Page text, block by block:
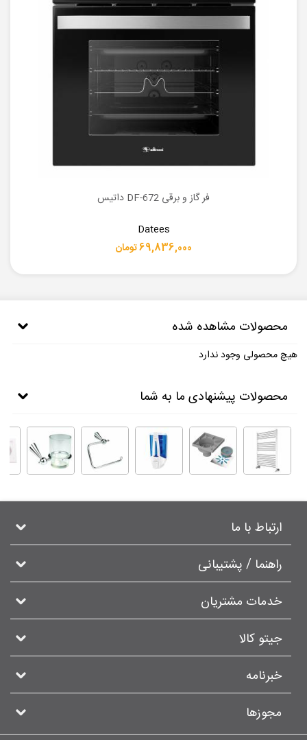
فر گاز و برقی DF-672 داتیس
Datees
69,836,000 تومان
محصولات مشاهده شده
هیچ محصولی وجود ندارد
محصولات پیشنهادی ما به شما
ارتباط با ما
راهنما / پشتیبانی
خدمات مشتریان
جیتو کالا
خبرنامه
مجوزها